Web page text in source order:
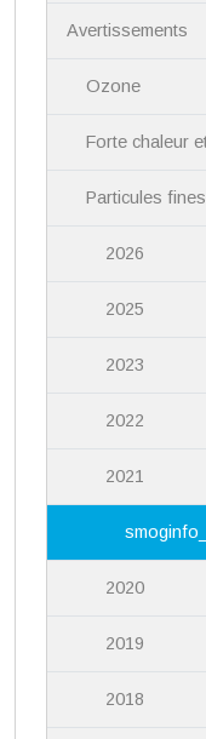
Avertissements
Ozone
Forte chaleur
Particules fines
2026
2025
2023
2022
2021
2020
2019
2018